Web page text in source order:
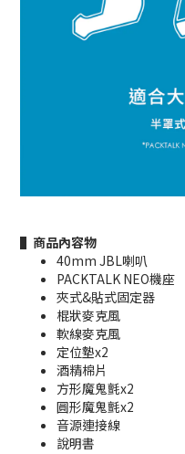
▌商品內容物
40mm JBL喇叭
PACKTALK NEO機座
夾式&貼式固定器
棍狀麥克風
軟線麥克風
定位墊x2
酒精棉片
方形魔鬼氈x2
圓形魔鬼氈x2
音源連接線
說明書